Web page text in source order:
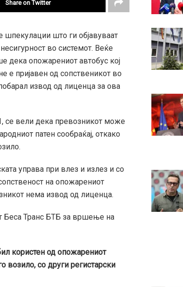
Share on Twitter
шпекулации што ги објавуваат
во системот. Веќе
дека опожарениот автобус кој
е пријавен од сопственикот во
извод од лиценца за ова
се вели дека превозникот може
патен сообраќај, откако
управа при влез и излез и со
на опожарениот
нема извод од лиценца.
Беса Транс БТБ за вршење на
користен од опожарениот
возило, со други регистарски